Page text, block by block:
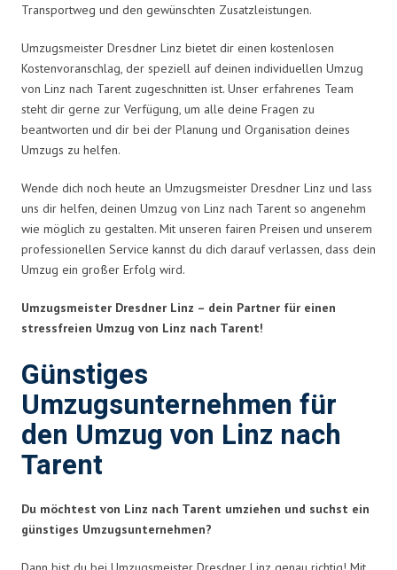
Transportweg und den gewünschten Zusatzleistungen.
Umzugsmeister Dresdner Linz bietet dir einen kostenlosen
Kostenvoranschlag, der speziell auf deinen individuellen Umzug
von Linz nach Tarent zugeschnitten ist. Unser erfahrenes Team
steht dir gerne zur Verfügung, um alle deine Fragen zu
beantworten und dir bei der Planung und Organisation deines
Umzugs zu helfen.
Wende dich noch heute an Umzugsmeister Dresdner Linz und lass
uns dir helfen, deinen Umzug von Linz nach Tarent so angenehm
wie möglich zu gestalten. Mit unseren fairen Preisen und unserem
professionellen Service kannst du dich darauf verlassen, dass dein
Umzug ein großer Erfolg wird.
Umzugsmeister Dresdner Linz – dein Partner für einen
stressfreien Umzug von Linz nach Tarent!
Günstiges
Umzugsunternehmen für
den Umzug von Linz nach
Tarent
Du möchtest von Linz nach Tarent umziehen und suchst ein
günstiges Umzugsunternehmen?